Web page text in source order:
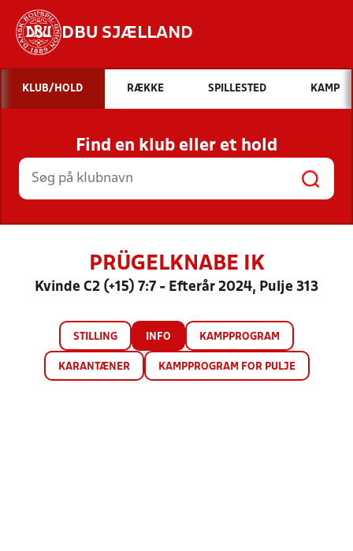
DBU SJÆLLAND
Hvad vil du søge efter?
INDHOLD OG NYHEDER
STILLINGER, RESULTATER, KLUBBER OG
HOLD
KLUB/HOLD RÆKKE SPILLESTED KAMP
Find en klub eller et hold
PRÜGELKNABE IK
Kvinde C2 (+15) 7:7 - Efterår 2024, Pulje 313
STILLING INFO KAMPPROGRAM
KARANTÆNER KAMPPROGRAM FOR PULJE